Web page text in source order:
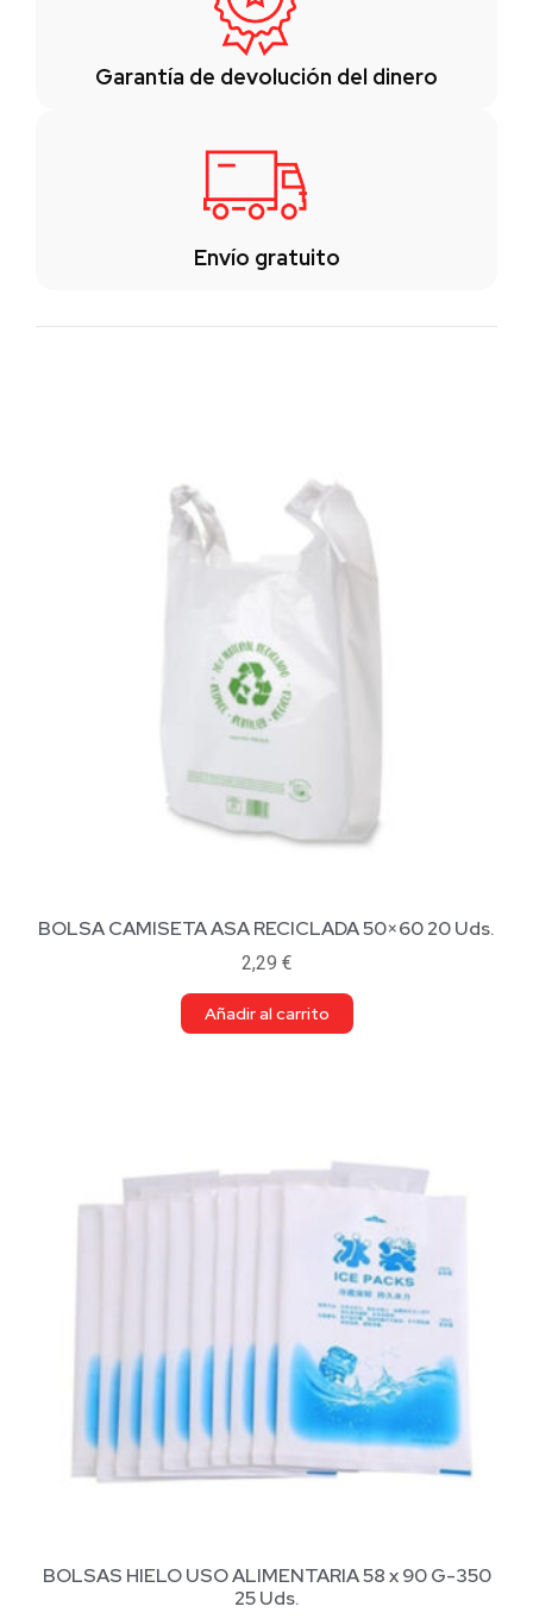
Garantía de devolución del dinero
Envío gratuito
BOLSA CAMISETA ASA RECICLADA 50×60 20 Uds.
2,29 €
Añadir al carrito
BOLSAS HIELO USO ALIMENTARIA 58 x 90 G-350
25 Uds.